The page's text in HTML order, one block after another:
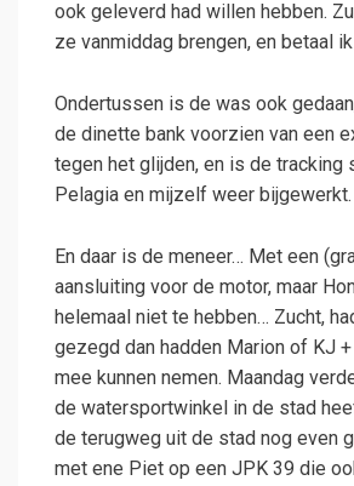
ook geleverd had willen hebben.
ze vanmiddag brengen, en betaal
Ondertussen is de was ook
de dinette bank voorzien van een
tegen het glijden, en is de tracking
Pelagia en mijzelf weer bijgewerkt.
En daar is de meneer… Met een
aansluiting voor de motor, maar
helemaal niet te hebben… Zucht,
gezegd dan hadden Marion of KJ +
mee kunnen nemen. Maandag
de watersportwinkel in de stad
de terugweg uit de stad nog even
met ene Piet op een JPK 39 die